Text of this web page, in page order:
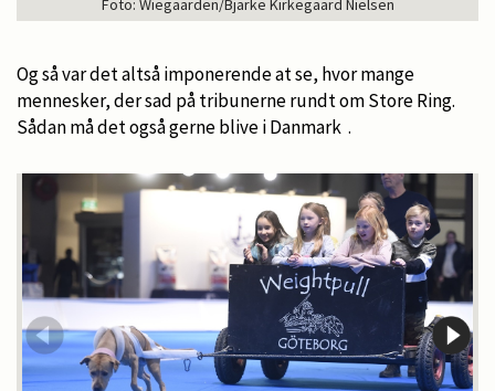
Foto: Wiegaarden/Bjarke Kirkegaard Nielsen
Og så var det altså imponerende at se, hvor mange
mennesker, der sad på tribunerne rundt om Store Ring.
Sådan må det også gerne blive i Danmark .